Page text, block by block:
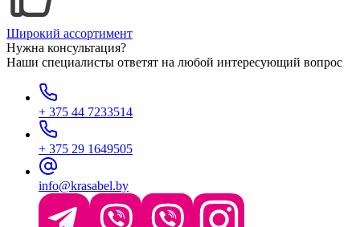
Широкий ассортимент
Нужна консультация?
Наши специалисты ответят на любой интересующий вопрос
+ 375 44 7233514
+ 375 29 1649505
info@krasabel.by